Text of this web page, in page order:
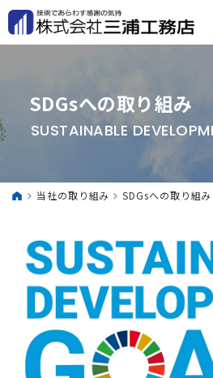
SDGsへの取り組み
SUSTAINABLE
当社の取り組み SDGsへの取り組み